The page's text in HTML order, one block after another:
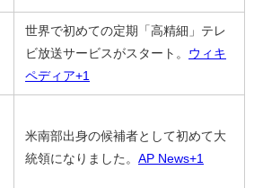
世界で初めての定期「高精細」テレ
ビ放送サービスがスタート。 ウィキ
ペディア+1
米南部出身の候補者として初めて大
統領になりました。 AP News+1